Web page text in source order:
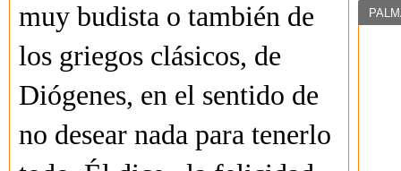
muy budista o también de
los griegos clásicos, de
Diógenes, en el sentido de
no desear nada para tenerlo